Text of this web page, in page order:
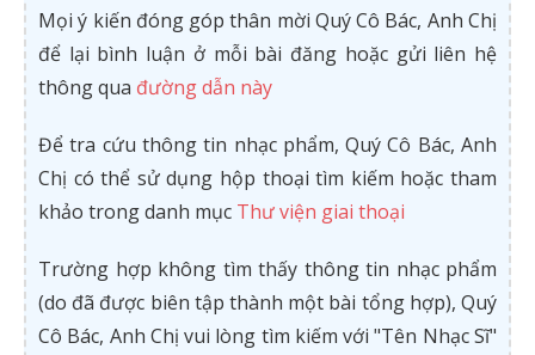
Mọi ý kiến đóng góp thân mời Quý Cô Bác, Anh Chị
để lại bình luận ở mỗi bài đăng hoặc gửi liên hệ
thông qua đường dẫn này
Để tra cứu thông tin nhạc phẩm, Quý Cô Bác, Anh
Chị có thể sử dụng hộp thoại tìm kiếm hoặc tham
khảo trong danh mục Thư viện giai thoại
Trường hợp không tìm thấy thông tin nhạc phẩm
(do đã được biên tập thành một bài tổng hợp), Quý
Cô Bác, Anh Chị vui lòng tìm kiếm với "Tên Nhạc Sĩ"